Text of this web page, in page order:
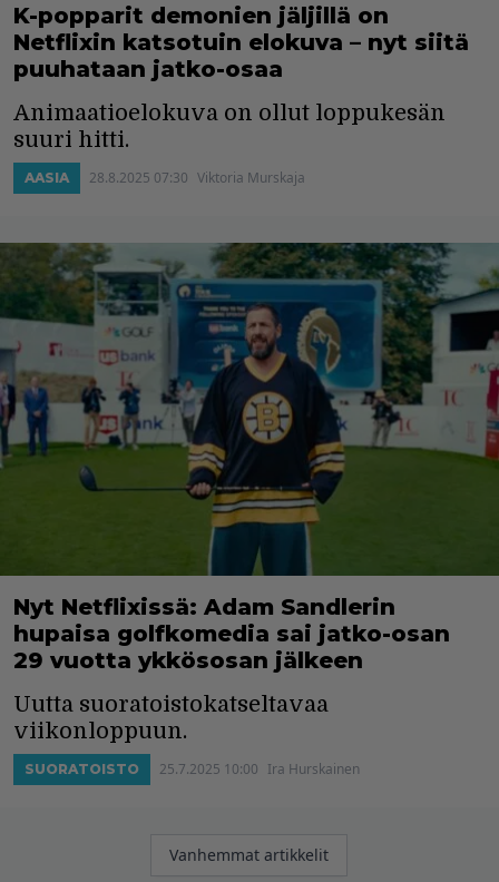
K-popparit demonien jäljillä on
Netflixin katsotuin elokuva – nyt siitä
puuhataan jatko-osaa
Animaatioelokuva on ollut loppukesän
suuri hitti.
AASIA 28.8.2025 07:30 Viktoria Murskaja
Nyt Netflixissä: Adam Sandlerin
hupaisa golfkomedia sai jatko-osan
29 vuotta ykkösosan jälkeen
Uutta suoratoistokatseltavaa
viikonloppuun.
SUORATOISTO 25.7.2025 10:00 Ira Hurskainen
Artikkelien
Vanhemmat artikkelit